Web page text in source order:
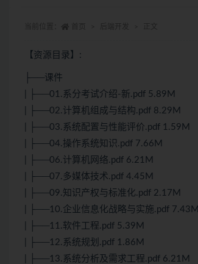
【资源目录】:
├──课件
| ├──01.系分考试介绍-新.pdf 5.89M
| ├──02.计算机组成与结构.pdf 8.29M
| ├──03.系统配置与性能评价.pdf 1.59M
| ├──04.操作系统知识.pdf 7.66M
| ├──06.计算机网络.pdf 6.21M
| ├──07.多媒体技术.pdf 4.45M
| ├──09.知识产权与标准化.pdf 2.17M
| ├──10.企业信息化战略与实施.pdf 7.43M
| ├──11.软件工程.pdf 5.39M
| ├──12.系统规划.pdf 1.86M
| ├──13.系统分析及需求工程.pdf 6.21M